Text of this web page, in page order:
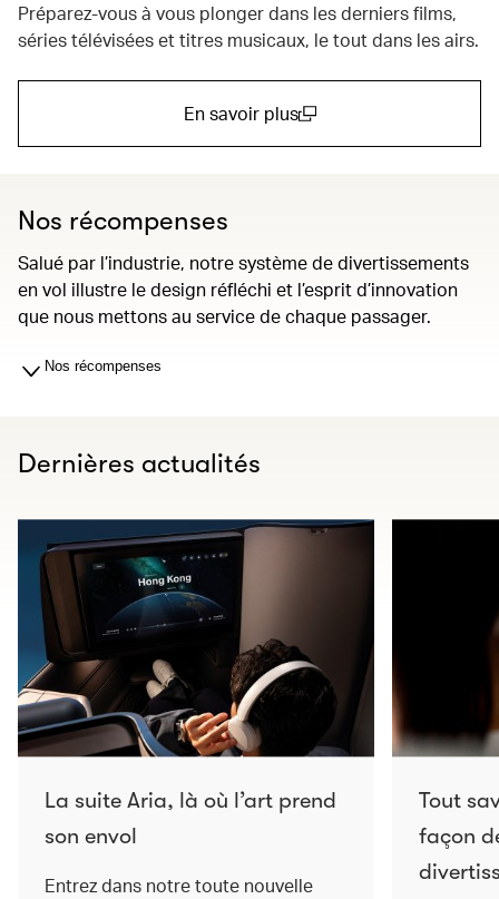
Préparez-vous à vous plonger dans les derniers films,
séries télévisées et titres musicaux, le tout dans les airs.
En savoir plus
Nos récompenses
Salué par l’industrie, notre système de divertissements
en vol illustre le design réfléchi et l’esprit d’innovation
que nous mettons au service de chaque passager.
Nos récompenses
Dernières actualités
La suite Aria, là où l’art prend
son envol
Entrez dans notre toute nouvelle
Tout
façon